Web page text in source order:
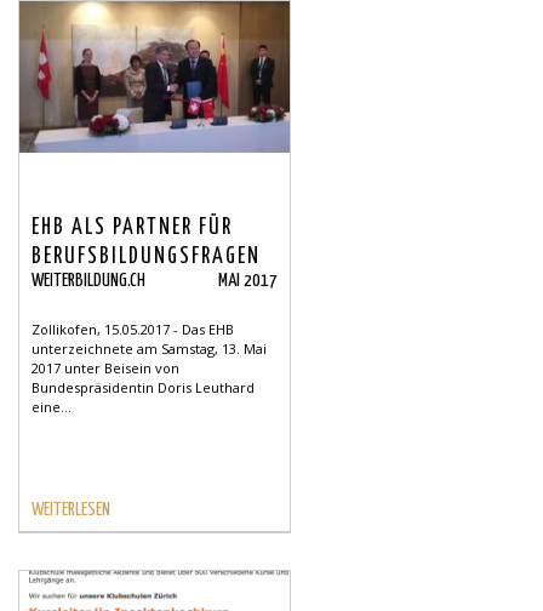
EHB ALS PARTNER FÜR
BERUFSBILDUNGSFRAGEN
IN CHINA
WEITERBILDUNG.CH MAI 2017
Zollikofen, 15.05.2017 - Das EHB
unterzeichnete am Samstag, 13. Mai
2017 unter Beisein von
Bundespräsidentin Doris Leuthard
eine...
WEITERLESEN